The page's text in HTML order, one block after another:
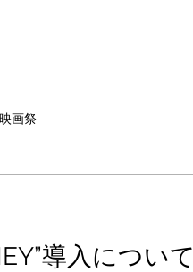
画祭
導入について